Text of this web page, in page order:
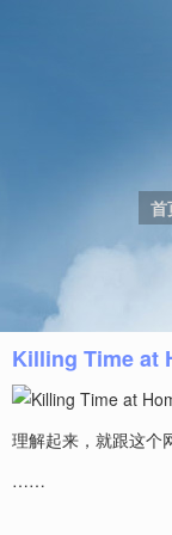
首
Killing Time at
理解起来，就跟这
……